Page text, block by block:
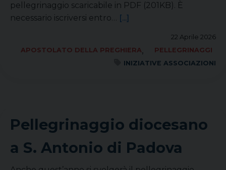
pellegrinaggio scaricabile in PDF (201KB). È
necessario iscriversi entro… [...]
22 Aprile 2026
APOSTOLATO DELLA PREGHIERA,
PELLEGRINAGGI
INIZIATIVE ASSOCIAZIONI
Pellegrinaggio diocesano
a S. Antonio di Padova